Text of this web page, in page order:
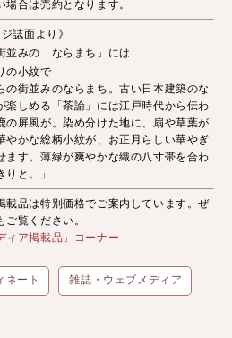
場合は売約となります。
ジ誌面より》
並みの「ならまち」には
の小紋で
の街並みのならまち。古い日本建築のな
楽しめる「茶論」には江戸時代から伝わ
の屏風が。染め分けた地に、扇や草葉が
やかな総柄小紋が、お正月らしい華やぎ
ます。薄緑が爽やかな織の八寸帯を合わ
りと。」
載品は特別価格でご案内しています。ぜ
ご覧ください。
ィア掲載品」コーナー
ネート 雑誌・ウェブメディア